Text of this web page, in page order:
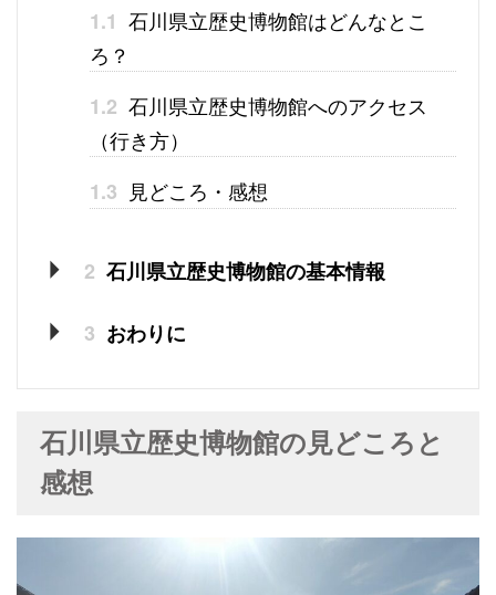
1.1 石川県立歴史博物館はどんなとこ
ろ？
1.2 石川県立歴史博物館へのアクセス
（行き方）
1.3 見どころ・感想
2 石川県立歴史博物館の基本情報
3 おわりに
石川県立歴史博物館の見どころと
感想